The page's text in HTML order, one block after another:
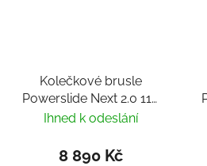
Kolečkové brusle
Powerslide Next 2.0 110
PDS Merlot
Ihned k odeslání
8 890 Kč